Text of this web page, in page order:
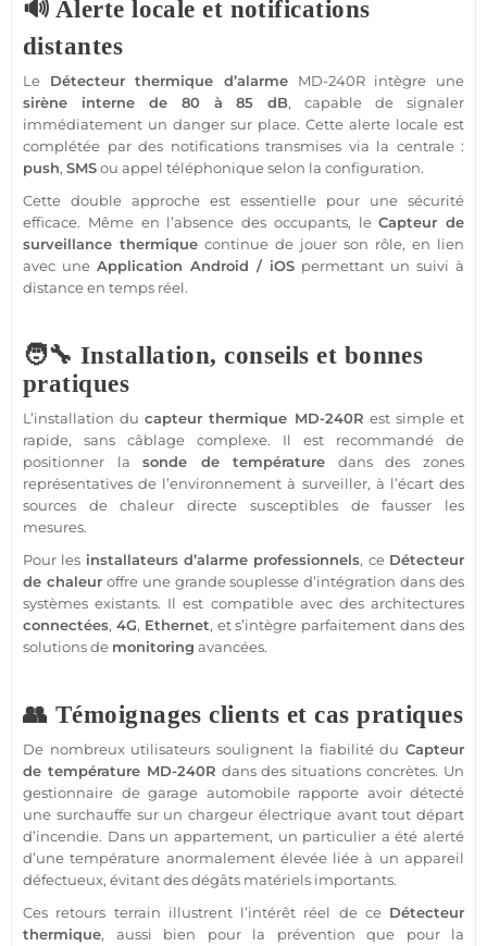
🔊 Alerte locale et notifications
distantes
Le Détecteurthermique d’alarme MD-240Rintègre une
sirène interne de 80 à 85 dB, capable de signaler
immédiatement un danger sur place. Cette alerte locale est
complétée par des notifications transmises via la centrale:
push, SMSou appel téléphonique selon la configuration.
Cette double approche est essentielle pour une sécurité
efficace. Même en l’absence des occupants, leCapteur de
surveillance thermique continue de jouer son rôle, en lien
avec une Application Android / iOS permettant un suivi à
distance en temps réel.
🧑‍🔧 Installation, conseils et bonnes
pratiques
L’installation ducapteur thermique MD-240R est simple et
rapide, sans câblage complexe. Il est recommandé de
positionner lasonde detempérature dans des zones
représentatives de l’environnement à surveiller, à l’écart des
sources de chaleur directe susceptibles de fausser les
mesures.
Pour les installateurs d’alarme professionnels, ce Détecteur
de chaleuroffre une grande souplesse d’intégration dans des
systèmes existants. Il est compatibleavec des architectures
connectées, 4G, Ethernet, et s’intègre parfaitement dans des
solutions de monitoring avancées.
👥 Témoignages clients et cas pratiques
De nombreux utilisateurs soulignent la fiabilité du Capteur
de température MD-240R dans des situations concrètes. Un
gestionnaire de garage automobile rapporte avoir détecté
une surchauffe sur un chargeur électrique avant tout départ
d’incendie. Dans un appartement, un particulier a été alerté
d’unetempérature anormalement élevée liée à un appareil
défectueux, évitant des dégâts matériels importants.
Ces retours terrain illustrent l’intérêt réel de ce Détecteur
thermique, aussi bien pour la prévention que pour la